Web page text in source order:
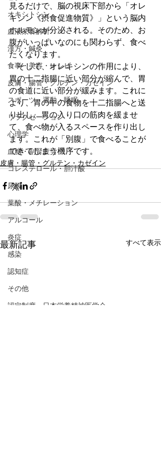
オキシトシン
血液栄養解析
漢方・鍼灸
食事・美容・レシピ
皮膚・腸管・グルテン・カゼイン
スポーツ・運動・睡眠
リラクゼーション
心理学
血糖・副腎疲労
コレステロール・胆汁酸
尿酸
葉酸・メチレーション
アルコール
炎症
感染
認知症
その他
認定制度 日本栄養精神医学会
見るだけで、脳の視床下部から「オレ
キシン《摂食促進物質》」という脳内
ホルモンが分泌される。そのため、お
腹がいっぱいなのにも関わらず、食べ
たくなります。
そして、オレキシンの作用により、
胃の十二指腸に近い部分が縮んで、胃
の食道に近い部分が緩みます。これに
より、胃の中の食物を十二指腸へと送
り出し、胃の入り口の筋肉を緩ませ
て、食べ物が入るスペースを作り出し
ます。これが「別腹」で食べることが
できてしまう機序です。
皮膚・腸管・グルテン・カゼイン
最新記事 すべて表示